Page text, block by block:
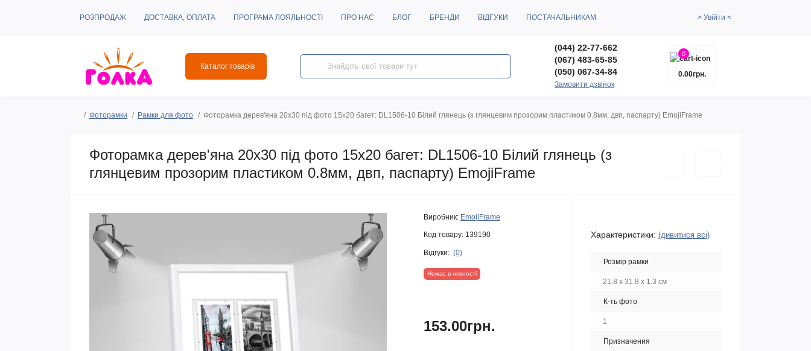
РОЗПРОДАЖ ДОСТАВКА, ОПЛАТА ПРОГРАМА ЛОЯЛЬНОСТІ ПРО НАС БЛОГ БРЕНДИ ВІДГУКИ ПОСТАЧАЛЬНИКАМ > Увійти <
Каталог товарів
(044) 22-77-662
(067) 483-65-85
(050) 067-34-84
Замовити дзвінок
0
0.00грн.
Фоторамки Рамки для фото Фоторамка дерев'яна 20х30 під фото 15х20 багет: DL1506-10 Білий глянець (з глянцевим прозорим пластиком 0.8мм, двп, паспарту) EmojiFrame
Фоторамка дерев'яна 20х30 під фото 15х20 багет: DL1506-10 Білий глянець (з
глянцевим прозорим пластиком 0.8мм, двп, паспарту) EmojiFrame
Виробник: EmojiFrame
Код товару: 139190
Відгуки: (0)
Немає в нявності
153.00грн.
Характеристики: (дивитися всі)
Розмір рамки
21.8 х 31.8 х 1.3 см
К-ть фото
1
Призначення